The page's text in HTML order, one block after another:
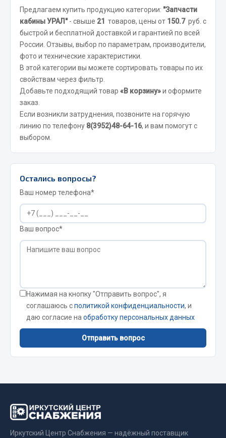
Сцепление
Показать ещё
Весь раздел
Запчасти SHAANXI (SHACMAN)
Система питания
Тормозная система
Колеса и шины
Подвеска
Кабина
Оперение кабины
Весь раздел
Подвеска
Двигатель
Система охлаждения
Сцепление
Весь раздел
Предлагаем купить продукцию категории: "Запчасти
кабины УРАЛ"- свыше 21 товаров, цены от 150.7 руб. с
быстрой и бесплатной доставкой и гарантией по всей
России. Отзывы, выбор по параметрам, производители,
фото и технические характеристики.
В этой категории вы можете сортировать товары по их
свойствам через фильтр.
Добавьте подходящий товар «В корзину»и оформите
заказ.
Если возникли затруднения, позвоните на горячую
линию по телефону 8(3952)48-64-16, и вам помогут с
выбором.
Остались вопросы?
Ваш номер телефона*
Ваш вопрос*
Нажимая на кнопку "Отправить вопрос", я
соглашаюсь сполитикой конфиденциальности, и
даю согласие на обработку персональных данных
Отправить вопрос
Иркутский Центр Снабжения — надёжный поставщик